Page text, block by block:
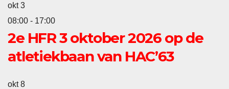
okt3
08:00 - 17:00
2e HFR 3 oktober 2026 op de
atletiekbaan van HAC’63
okt8